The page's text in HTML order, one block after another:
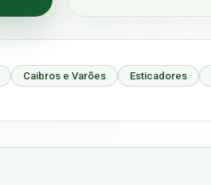
Caibros e Varões Esticadores